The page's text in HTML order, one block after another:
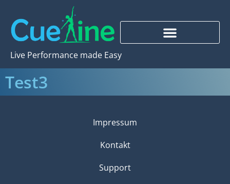
Live Performance made Easy
Test3
Impressum
Kontakt
Support